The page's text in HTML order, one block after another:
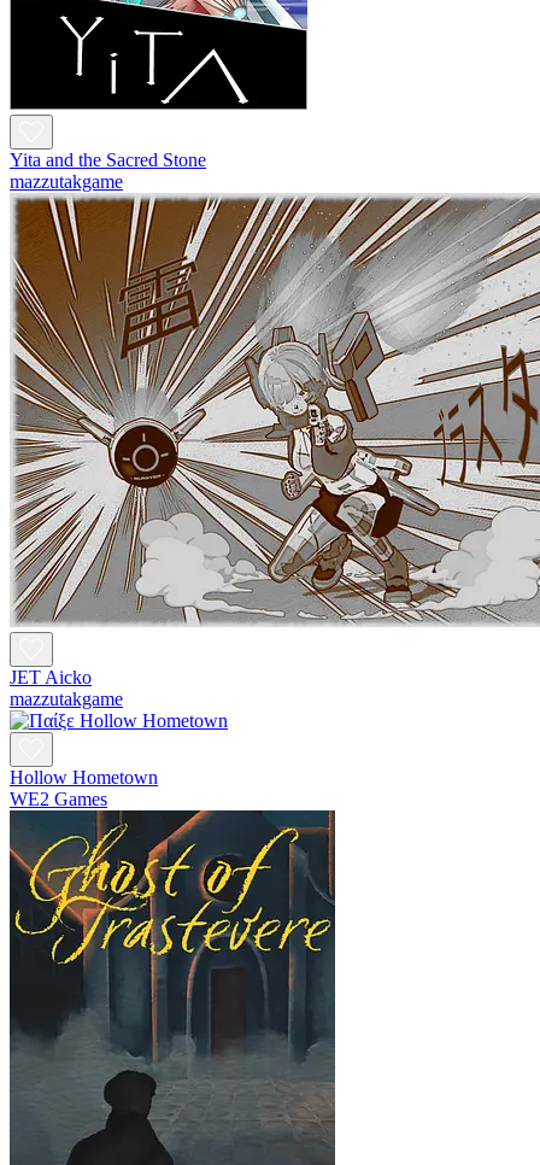
Yita and the Sacred Stone
mazzutakgame
JET Aicko
mazzutakgame
Hollow Hometown
WE2 Games